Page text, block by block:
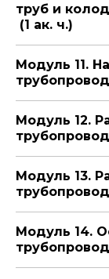
труб и
(1 ак. ч.)
Модуль 11.
Модуль 12.
Модуль 13.
Модуль 14.